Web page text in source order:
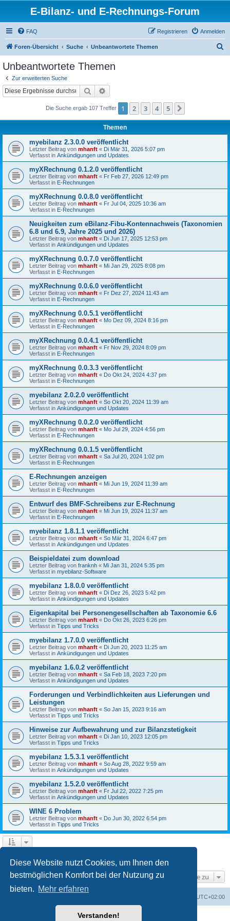
Diese Website nutzt Cookies, um Ihnen den
bestmöglichen Komfort bei der Nutzung zu
bieten. Mehr erfahren
Verstanden!
E-Bilanz- und E-Rechnungs-Forum
FAQ Anmelden
Registrieren
Foren-Übersicht Suche Unbeantwortete Themen
Unbeantwortete Themen
Zur erweiterten Suche
Suche
Die Suche ergab 107 Treffer 1 2 3 4 5
Themen
myebilanz 2.3.0.0 veröffentlicht
Letzter Beitrag von mhanft « Di Mär 31, 2026 5:07 pm
Verfasst in Ankündigungen und Updates
myXRechnung 0.1.2.0 veröffentlicht
Letzter Beitrag von mhanft « Fr Feb 27, 2026 12:49 pm
Verfasst in E-Rechnungen
myXRechnung 0.0.8.0 veröffentlicht
Letzter Beitrag von mhanft « Fr Jul 04, 2025 10:36 am
Verfasst in E-Rechnungen
Neuigkeiten zum eBilanz-Fibu-Kontennachweis (Taxonomien
6.8 und 6.9, Jahre 2025 und 2026)
Letzter Beitrag von mhanft « Di Jun 17, 2025 12:53 pm
Verfasst in Ankündigungen und Updates
myXRechnung 0.0.7.0 veröffentlicht
Letzter Beitrag von mhanft « Mi Jan 29, 2025 8:08 pm
Verfasst in E-Rechnungen
myXRechnung 0.0.6.0 veröffentlicht
Letzter Beitrag von mhanft « Fr Dez 27, 2024 11:43 am
Verfasst in E-Rechnungen
myXRechnung 0.0.5.1 veröffentlicht
Letzter Beitrag von mhanft « Mo Dez 09, 2024 8:16 pm
Verfasst in E-Rechnungen
myXRechnung 0.0.4.1 veröffentlicht
Letzter Beitrag von mhanft « Fr Nov 29, 2024 8:09 pm
Verfasst in E-Rechnungen
myXRechnung 0.0.3.3 veröffentlicht
Letzter Beitrag von mhanft « Do Okt 24, 2024 4:37 pm
Verfasst in E-Rechnungen
myebilanz 2.0.2.0 veröffentlicht
Letzter Beitrag von mhanft « So Okt 20, 2024 11:39 am
Verfasst in Ankündigungen und Updates
myXRechnung 0.0.2.0 veröffentlicht
Letzter Beitrag von mhanft « Mo Jul 29, 2024 4:56 pm
Verfasst in E-Rechnungen
myXRechnung 0.0.1.5 veröffentlicht
Letzter Beitrag von mhanft « Sa Jul 20, 2024 1:02 pm
Verfasst in E-Rechnungen
E-Rechnungen anzeigen
Letzter Beitrag von mhanft « Mi Jun 19, 2024 11:39 am
Verfasst in E-Rechnungen
Entwurf des BMF-Schreibens zur E-Rechnung
Letzter Beitrag von mhanft « Mi Jun 19, 2024 11:37 am
Verfasst in E-Rechnungen
myebilanz 1.8.1.1 veröffentlicht
Letzter Beitrag von mhanft « So Mär 31, 2024 6:47 pm
Verfasst in Ankündigungen und Updates
Beispieldatei zum download
Letzter Beitrag von franknh « Mi Jan 31, 2024 5:35 pm
Verfasst in myebilanz-Software
myebilanz 1.8.0.0 veröffentlicht
Letzter Beitrag von mhanft « Di Dez 26, 2023 5:42 pm
Verfasst in Ankündigungen und Updates
Eigenkapital bei Personengesellschaften ab Taxonomie 6.6
Letzter Beitrag von mhanft « Do Okt 26, 2023 6:26 pm
Verfasst in Tipps und Tricks
myebilanz 1.7.0.0 veröffentlicht
Letzter Beitrag von mhanft « Di Jun 20, 2023 11:25 am
Verfasst in Ankündigungen und Updates
myebilanz 1.6.0.2 veröffentlicht
Letzter Beitrag von mhanft « Sa Feb 18, 2023 7:20 pm
Verfasst in Ankündigungen und Updates
Forderungen und Verbindlichkeiten aus Lieferungen und
Leistungen
Letzter Beitrag von mhanft « So Jan 15, 2023 9:16 am
Verfasst in Tipps und Tricks
Hinweise zur Aufbewahrung und zur Bilanzstetigkeit
Letzter Beitrag von mhanft « Di Jan 10, 2023 12:05 pm
Verfasst in Tipps und Tricks
myebilanz 1.5.3.1 veröffentlicht
Letzter Beitrag von mhanft « So Aug 28, 2022 9:59 am
Verfasst in Ankündigungen und Updates
myebilanz 1.5.2.0 veröffentlicht
Letzter Beitrag von mhanft « Fr Jul 22, 2022 7:25 pm
Verfasst in Ankündigungen und Updates
WINE 6 Problem
Letzter Beitrag von mhanft « Do Jun 30, 2022 6:54 pm
Verfasst in Tipps und Tricks
Gehe zu
UTC+02:00
Powered byphpBB® Forum Software © phpBB Limited